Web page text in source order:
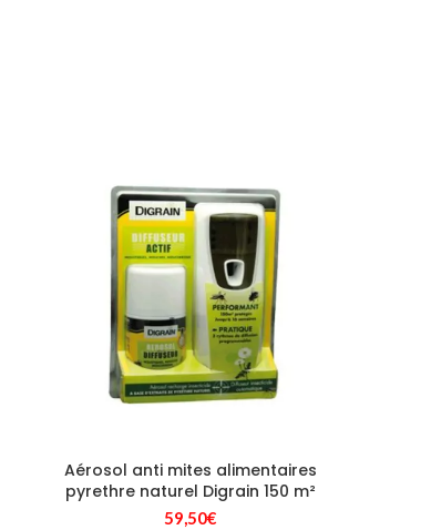
Aérosol anti mites alimentaires
pyrethre naturel Digrain 150 m²
59,50€